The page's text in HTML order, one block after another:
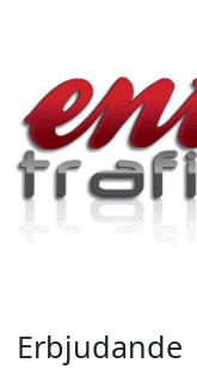
Erbjudande